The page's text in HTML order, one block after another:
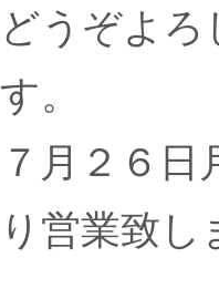
どうぞよ
す。
７月２６日
り営業致し